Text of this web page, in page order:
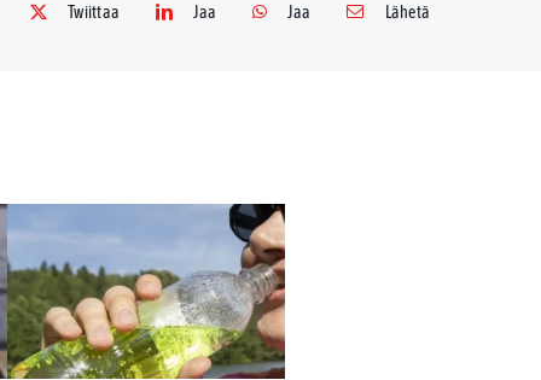
Twiittaa Jaa Jaa Lähetä